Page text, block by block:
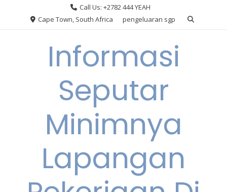
Call Us: +2782 444 YEAH
Cape Town, South Africa
pengeluaran sgp
Informasi
Seputar
Minimnya
Lapangan